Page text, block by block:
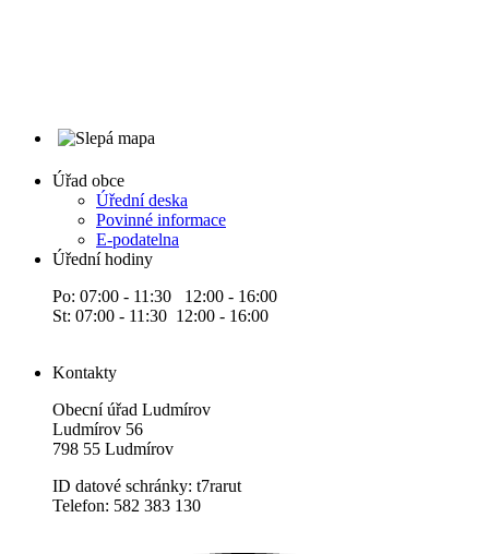
Úřad obce
Úřední deska
Povinné informace
E-podatelna
Úřední hodiny
Po: 07:00 - 11:30 12:00 - 16:00
St: 07:00 - 11:30 12:00 - 16:00
Kontakty
Obecní úřad Ludmírov
Ludmírov 56
798 55 Ludmírov
ID datové schránky: t7rarut
Telefon: 582 383 130